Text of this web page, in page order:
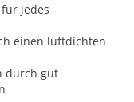
jedes
einen luftdichten
durch gut